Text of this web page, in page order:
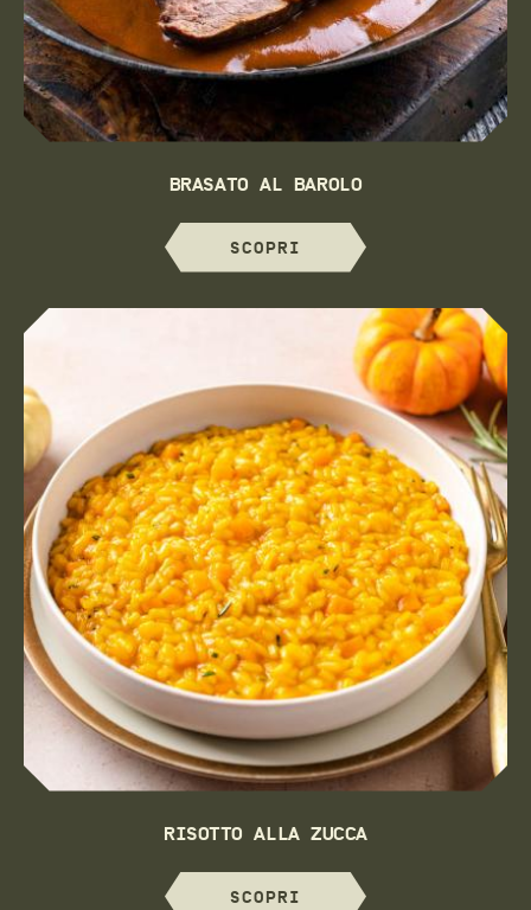
BRASATO AL BAROLO
SCOPRI
RISOTTO ALLA ZUCCA
SCOPRI